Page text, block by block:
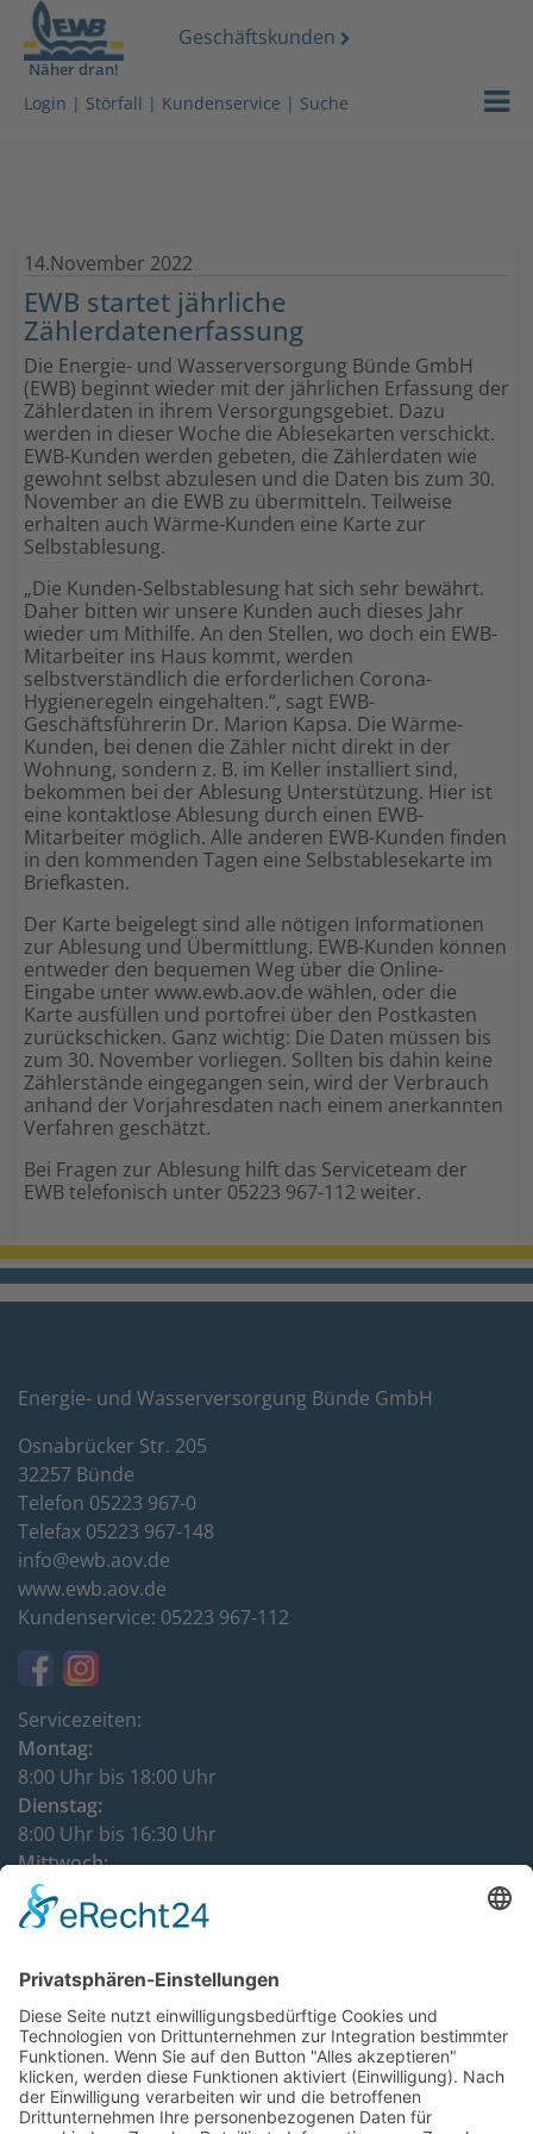
Näher dran!
Geschäftskunden
Login | Störfall | Kundenservice | Suche
14.November 2022
EWB startet jährliche
Zählerdatenerfassung
Die Energie- und Wasserversorgung Bünde GmbH
(EWB) beginnt wieder mit der jährlichen Erfassung der
Zählerdaten in ihrem Versorgungsgebiet. Dazu
werden in dieser Woche die Ablesekarten verschickt.
EWB-Kunden werden gebeten, die Zählerdaten wie
gewohnt selbst abzulesen und die Daten bis zum 30.
November an die EWB zu übermitteln. Teilweise
erhalten auch Wärme-Kunden eine Karte zur
Selbstablesung.
„Die Kunden-Selbstablesung hat sich sehr bewährt.
Daher bitten wir unsere Kunden auch dieses Jahr
wieder um Mithilfe. An den Stellen, wo doch ein EWB-
Mitarbeiter ins Haus kommt, werden
selbstverständlich die erforderlichen Corona-
Hygieneregeln eingehalten.“, sagt EWB-
Geschäftsführerin Dr. Marion Kapsa. Die Wärme-
Kunden, bei denen die Zähler nicht direkt in der
Wohnung, sondern z. B. im Keller installiert sind,
bekommen bei der Ablesung Unterstützung. Hier ist
eine kontaktlose Ablesung durch einen EWB-
Mitarbeiter möglich. Alle anderen EWB-Kunden finden
in den kommenden Tagen eine Selbstablesekarte im
Briefkasten.
Der Karte beigelegt sind alle nötigen Informationen
zur Ablesung und Übermittlung. EWB-Kunden können
entweder den bequemen Weg über die Online-
Eingabe unter www.ewb.aov.de wählen, oder die
Karte ausfüllen und portofrei über den Postkasten
zurückschicken. Ganz wichtig: Die Daten müssen bis
zum 30. November vorliegen. Sollten bis dahin keine
Zählerstände eingegangen sein, wird der Verbrauch
anhand der Vorjahresdaten nach einem anerkannten
Verfahren geschätzt.
Bei Fragen zur Ablesung hilft das Serviceteam der
EWB telefonisch unter 05223 967-112 weiter.
Energie- und Wasserversorgung Bünde GmbH
Osnabrücker Str. 205
32257 Bünde
Telefon 05223 967-0
Telefax 05223 967-148
info@ewb.aov.de
www.ewb.aov.de
Kundenservice: 05223 967-112
Servicezeiten:
Montag:
8:00 Uhr bis 18:00 Uhr
Dienstag:
8:00 Uhr bis 16:30 Uhr
Mittwoch:
8:00 Uhr bis 12:00 Uhr
Donnerstag:
DATENSCHUTZHINWEISE
IMPRESSUM
Strom
Services
Über uns